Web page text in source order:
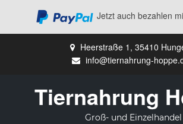
Jetzt auch bezahlen
Heerstraße 1, 35410
info@tiernahrung-
Tiernahrung
Groß- und Einzelhandel